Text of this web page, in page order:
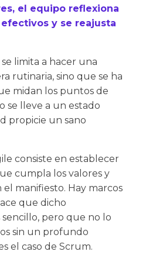
el equipo reflexiona
y se reajusta
limita a hacer una
rutinaria, sino que se ha
midan los puntos de
se lleve a un estado
propicie un sano
consiste en establecer
cumpla los valores y
manifiesto. Hay marcos
que dicho
pero que no lo
sin un profundo
el caso de Scrum.